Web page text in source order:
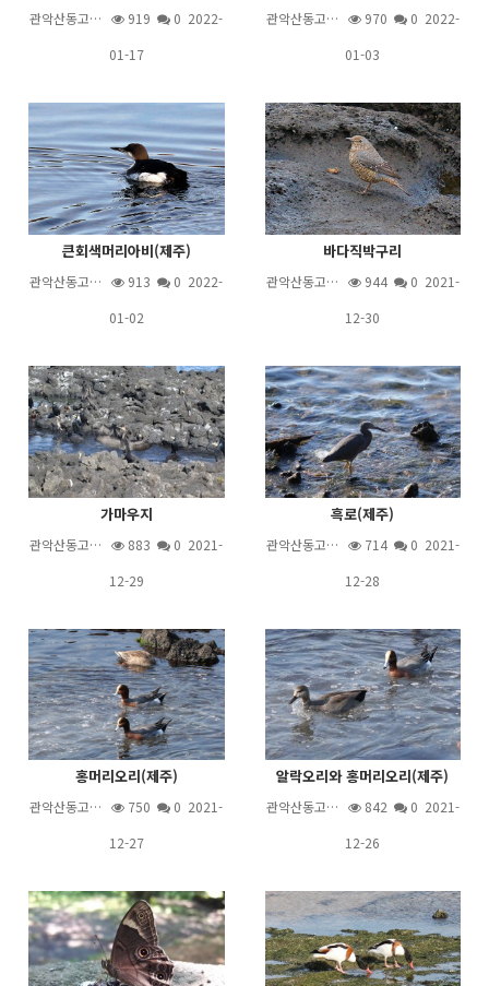
관악산동고… 919
0 2022-
01-17
관악산동고… 970
0 2022-
01-03
큰회색머리아비(제주)
관악산동고… 913
0 2022-
01-02
바다직박구리
관악산동고… 944
0 2021-
12-30
가마우지
관악산동고… 883
0 2021-
12-29
흑로(제주)
관악산동고… 714
0 2021-
12-28
홍머리오리(제주)
관악산동고… 750
0 2021-
12-27
알락오리와 홍머리오리(제주)
관악산동고… 842
0 2021-
12-26